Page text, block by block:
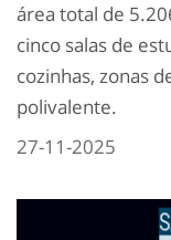
área total de
cinco salas de
cozinhas, zonas
polivalente.
27-11-2025